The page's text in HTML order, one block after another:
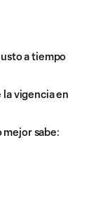
a tiempo
la vigencia en
mejor sabe: